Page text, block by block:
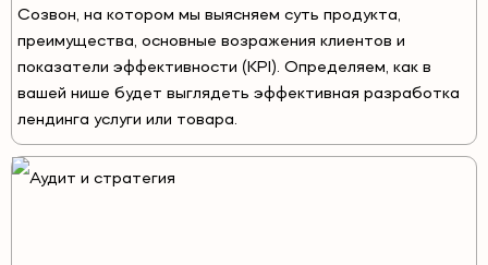
Созвон, на котором мы выясняем суть продукта,
преимущества, основные возражения клиентов и
показатели эффективности (KPI). Определяем, как в
вашей нише будет выглядеть эффективная разработка
лендинга услуги или товара.